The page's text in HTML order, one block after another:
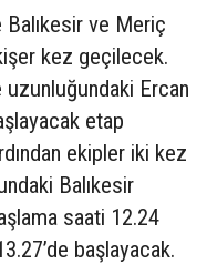
ve Meriç
kez geçilecek.
Ercan
etap
ekipler iki kez
Balıkesir
saati 12.24
başlayacak.